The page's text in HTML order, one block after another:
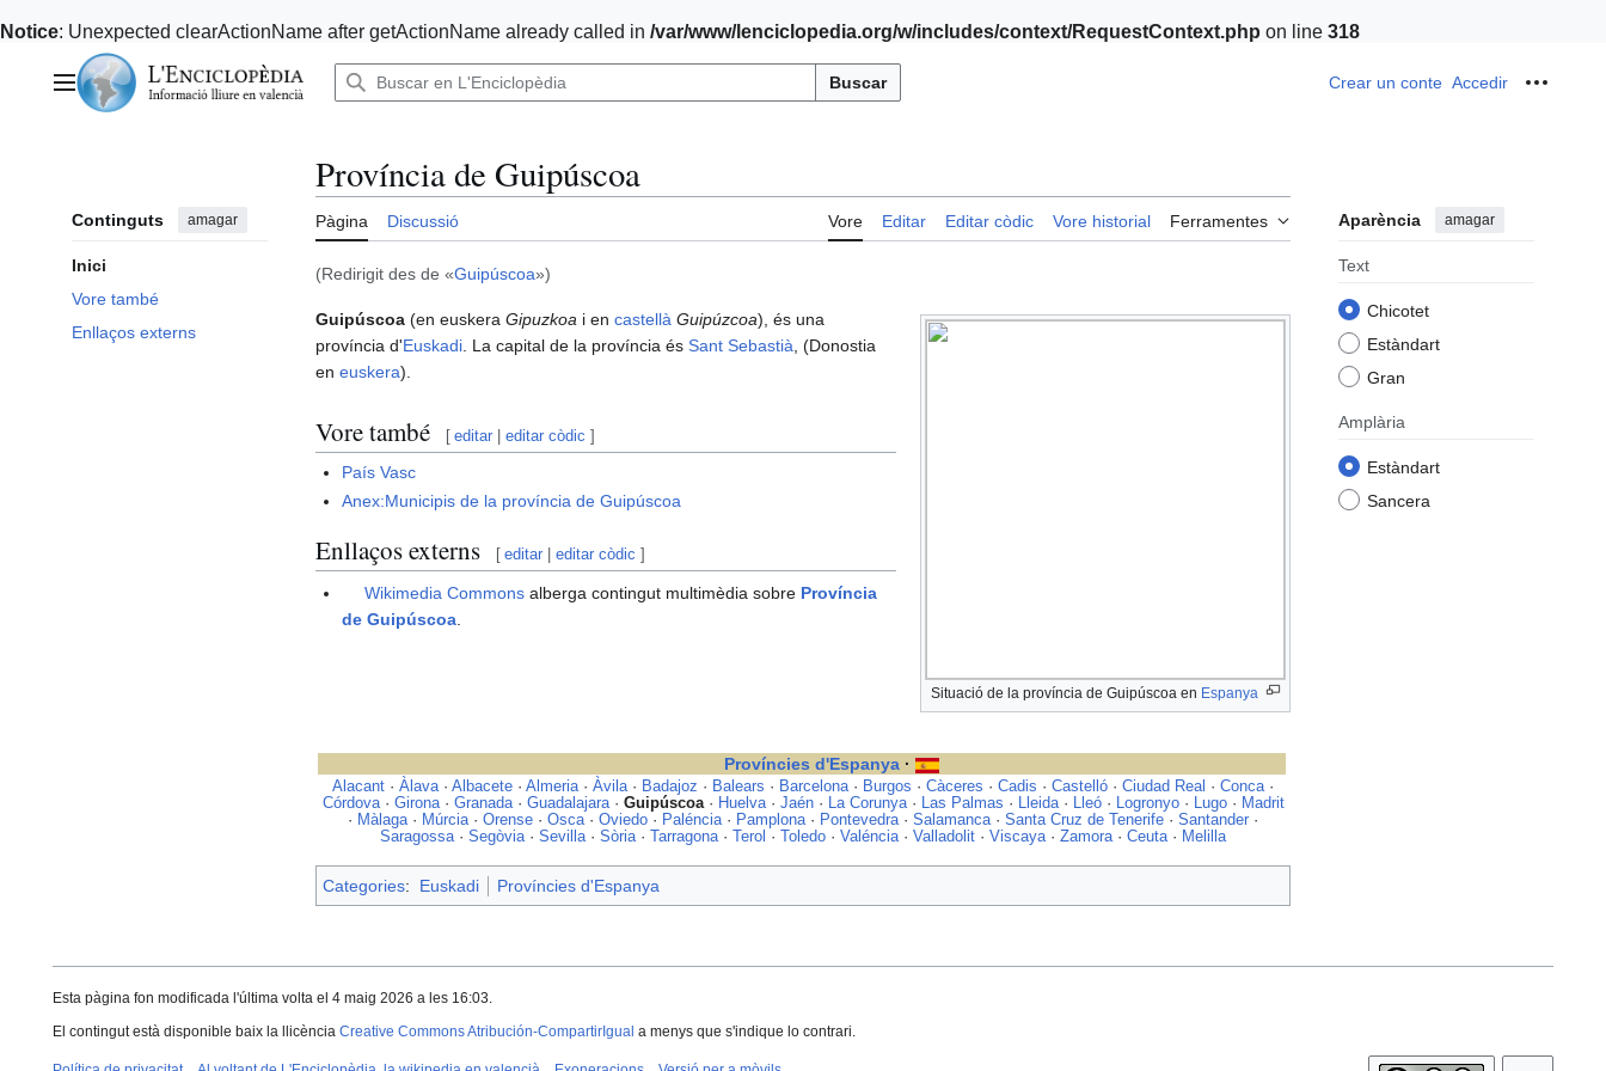
Notice: Unexpected clearActionName after getActionName already called in /var/www/lenciclopedia.org/w/includes/context/RequestContext.php on line 318
contingutMenú principal Buscar Crear un conte Accedir
Continguts amagar
Inici
Vore també
Enllaços externs
Província de Guipúscoa
Pàgina Discussió Vore Editar Editar còdic Vore historial Ferramentes Aparència amagar
Text
Chicotet
Estàndart
Gran
Amplària
Estàndart
Sancera
(Redirigit des de «Guipúscoa»)
Situació de la província de Guipúscoa en Espanya
Guipúscoa (en euskera Gipuzkoa i en castellà Guipúzcoa), és una
província d'Euskadi . La capital de la província és Sant Sebastià , (Donostia
en euskera).
Vore també [ editar |editar còdic ]
País Vasc
Anex:Municipis de la província de Guipúscoa
Enllaços externs [ editar |editar còdic ]
Wikimedia Commons alberga contingut multimèdia sobre Província
de Guipúscoa.
Províncies d'Espanya ·
Alacant · Àlava· Albacete · Almeria· Àvila· Badajoz · Balears · Barcelona· Burgos · Càceres · Cadis · Castelló · Ciudad Real · Conca·
Córdova· Girona· Granada· Guadalajara· Guipúscoa· Huelva· Jaén· La Corunya· Las Palmas · Lleida· Lleó· Logronyo· Lugo· Madrit
· Màlaga· Múrcia· Orense · Osca· Oviedo · Paléncia· Pamplona· Pontevedra· Salamanca· Santa Cruz de Tenerife · Santander ·
Saragossa· Segòvia· Sevilla· Sòria· Tarragona· Terol · Toledo · Valéncia· Valladolit · Viscaya· Zamora· Ceuta· Melilla
Categories: Euskadi Províncies d'Espanya
Esta pàgina fon modificada l'última volta el 4 maig 2026 a les 16:03.
El contingut està disponible baix la llicència Creative Commons Atribución-CompartirIgual a menys que s'indique lo contrari.